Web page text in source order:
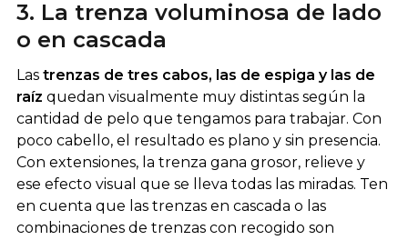
3. La trenza voluminosa de lado
o en cascada
Las trenzas de tres cabos, las de espiga y las de
raíz quedan visualmente muy distintas según la
cantidad de pelo que tengamos para trabajar. Con
poco cabello, el resultado es plano y sin presencia.
Con extensiones, la trenza gana grosor, relieve y
ese efecto visual que se lleva todas las miradas. Ten
en cuenta que las trenzas en cascada o las
combinaciones de trenzas con recogido son